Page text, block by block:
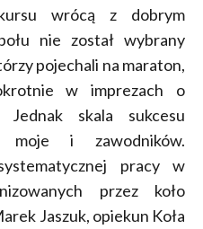
wrócą z dobrym
nie został wybrany
pojechali na maraton,
w imprezach o
Jednak skala sukcesu
moje i zawodników.
pracy w
przez koło
Jaszuk, opiekun Koła